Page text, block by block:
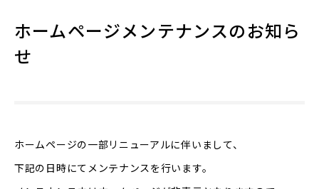
ホームページメンテナンスのお知ら
せ
ホームページの一部リニューアルに伴いまして、
下記の日時にてメンテナンスを行います。